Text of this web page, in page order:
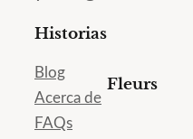
Historias
Blog
Acerca de
FAQs
Fleurs